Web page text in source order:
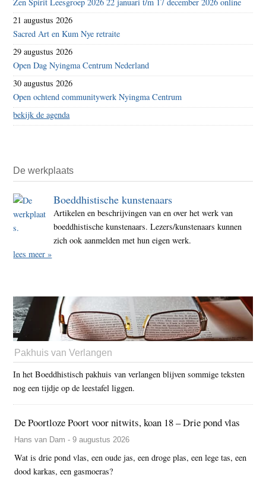
21 augustus 2026
Sacred Art en Kum Nye retraite
29 augustus 2026
Open Dag Nyingma Centrum Nederland
30 augustus 2026
Open ochtend communitywerk Nyingma Centrum
bekijk de agenda
De werkplaats
Boeddhistische kunstenaars
Artikelen en beschrijvingen van en over het werk van
boeddhistische kunstenaars. Lezers/kunstenaars kunnen
zich ook aanmelden met hun eigen werk.
lees meer »
Pakhuis van Verlangen
In het Boeddhistisch pakhuis van verlangen blijven sommige teksten
nog een tijdje op de leestafel liggen.
De Poortloze Poort voor nitwits, koan 18 – Drie pond vlas
Hans van Dam - 9 augustus 2026
Wat is drie pond vlas, een oude jas, een droge plas, een lege tas, een
dood karkas, een gasmoeras?